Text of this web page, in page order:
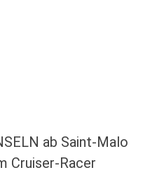
ab Saint-Malo
Cruiser-Racer